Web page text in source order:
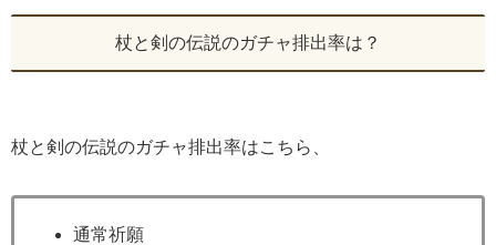
杖と剣の伝説のガチャ排出率は？
杖と剣の伝説のガチャ排出率はこちら、
通常祈願